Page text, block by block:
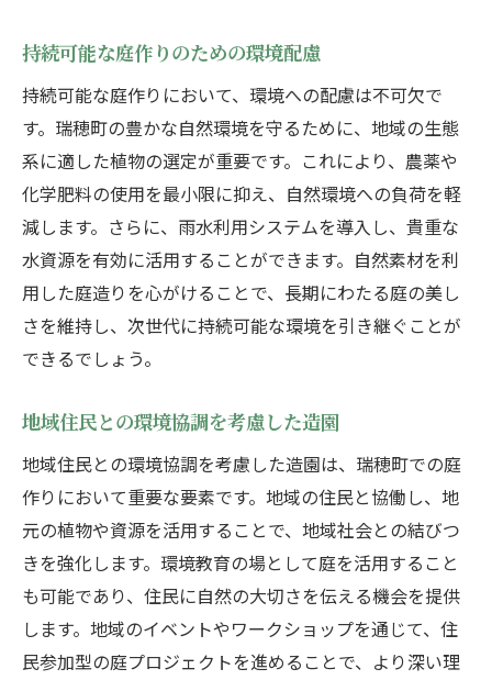
持続可能な庭作りのための環境配慮
持続可能な庭作りにおいて、環境への配慮は不可欠で
す。瑞穂町の豊かな自然環境を守るために、地域の生態
系に適した植物の選定が重要です。これにより、農薬や
化学肥料の使用を最小限に抑え、自然環境への負荷を軽
減します。さらに、雨水利用システムを導入し、貴重な
水資源を有効に活用することができます。自然素材を利
用した庭造りを心がけることで、長期にわたる庭の美し
さを維持し、次世代に持続可能な環境を引き継ぐことが
できるでしょう。
地域住民との環境協調を考慮した造園
地域住民との環境協調を考慮した造園は、瑞穂町での庭
作りにおいて重要な要素です。地域の住民と協働し、地
元の植物や資源を活用することで、地域社会との結びつ
きを強化します。環境教育の場として庭を活用すること
も可能であり、住民に自然の大切さを伝える機会を提供
します。地域のイベントやワークショップを通じて、住
民参加型の庭プロジェクトを進めることで、より深い理